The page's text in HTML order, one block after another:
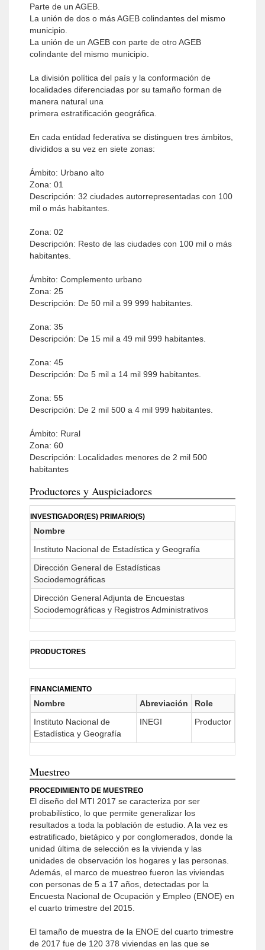
Parte de un AGEB.
La unión de dos o más AGEB colindantes del mismo
municipio.
La unión de un AGEB con parte de otro AGEB
colindante del mismo municipio.
La división política del país y la conformación de
localidades diferenciadas por su tamaño forman de
manera natural una
primera estratificación geográfica.
En cada entidad federativa se distinguen tres ámbitos,
divididos a su vez en siete zonas:
Ámbito: Urbano alto
Zona: 01
Descripción: 32 ciudades autorrepresentadas con 100
mil o más habitantes.
Zona: 02
Descripción: Resto de las ciudades con 100 mil o más
habitantes.
Ámbito: Complemento urbano
Zona: 25
Descripción: De 50 mil a 99 999 habitantes.
Zona: 35
Descripción: De 15 mil a 49 mil 999 habitantes.
Zona: 45
Descripción: De 5 mil a 14 mil 999 habitantes.
Zona: 55
Descripción: De 2 mil 500 a 4 mil 999 habitantes.
Ámbito: Rural
Zona: 60
Descripción: Localidades menores de 2 mil 500
habitantes
Productores y Auspiciadores
INVESTIGADOR(ES) PRIMARIO(S)
Nombre
Instituto Nacional de Estadística y Geografía
Dirección General de Estadísticas
Sociodemográficas
Dirección General Adjunta de Encuestas
Sociodemográficas y Registros Administrativos
PRODUCTORES
FINANCIAMIENTO
Nombre Abreviación
Role
Instituto Nacional de
Estadística y Geografía
INEGI Productor
Muestreo
PROCEDIMIENTO DE MUESTREO
El diseño del MTI 2017 se caracteriza por ser
probabilístico, lo que permite generalizar los
resultados a toda la población de estudio. A la vez es
estratificado, bietápico y por conglomerados, donde la
unidad última de selección es la vivienda y las
unidades de observación los hogares y las personas.
Además, el marco de muestreo fueron las viviendas
con personas de 5 a 17 años, detectadas por la
Encuesta Nacional de Ocupación y Empleo (ENOE) en
el cuarto trimestre del 2015.
El tamaño de muestra de la ENOE del cuarto trimestre
de 2017 fue de 120 378 viviendas en las que se